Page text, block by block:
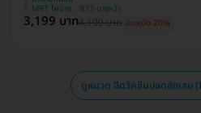
MRT ไฟฉาย , BTS บางหว้า
3,199 บาท4,100 บาท ประหยัด 20%
ดูหมวด ฉีดวัคซีนปอดอักเสบ